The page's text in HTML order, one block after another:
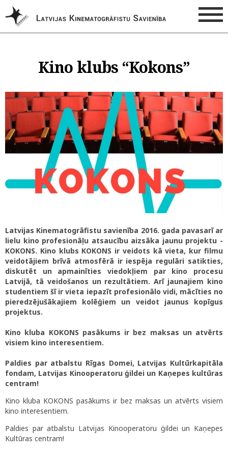
Kino klubs “Kokons”
Latvijas Kinematogrāfistu savienība 2016. gada pavasarī ar
lielu kino profesionāļu atsaucību aizsāka jaunu projektu -
KOKONS. Kino klubs KOKONS ir veidots kā vieta, kur filmu
veidotājiem brīvā atmosfērā ir iespēja regulāri satikties,
diskutēt un apmainīties viedokļiem par kino procesu
Latvijā, tā veidošanos un rezultātiem. Arī jaunajiem kino
studentiem šī ir vieta iepazīt profesionālo vidi, mācīties no
pieredzējušākajiem kolēģiem un veidot jaunus kopīgus
projektus.
Kino kluba KOKONS pasākums ir bez maksas un atvērts
visiem kino interesentiem.
Paldies par atbalstu Rīgas Domei, Latvijas Kultūrkapitāla
fondam, Latvijas Kinooperatoru ģildei un Kaņepes kultūras
centram!
Kino kluba KOKONS pasākums ir bez maksas un atvērts visiem
kino interesentiem.
Paldies par atbalstu Latvijas Kinooperatoru ģildei un Kaņepes
Kultūras centram!